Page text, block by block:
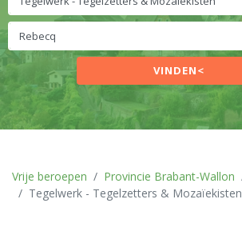
VINDEN<
Vrije beroepen Provincie Brabant-Wallon
Tegelwerk - Tegelzetters & Mozaïekisten